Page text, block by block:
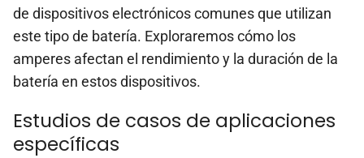
de dispositivos electrónicos comunes que utilizan
este tipo de batería. Exploraremos cómo los
amperes afectan el rendimiento y la duración de la
batería en estos dispositivos.
Estudios de casos de aplicaciones
específicas